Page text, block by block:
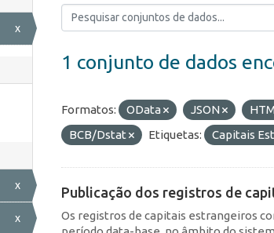
x
x
x
1 conjunto de dados
Formatos: OData JSON
BCB/Dstat
Etiquetas: Capitais
Publicação dos registros de
Os registros de capitais estrangeiros